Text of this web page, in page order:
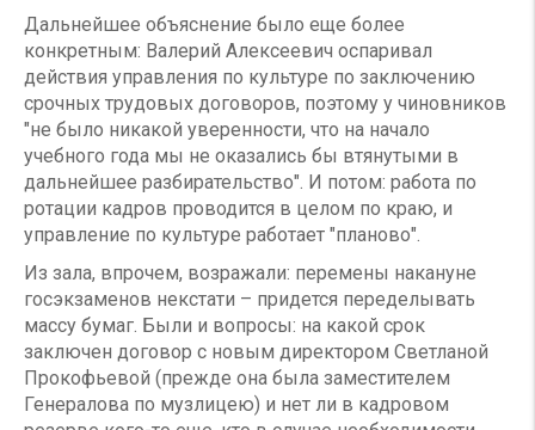
Дальнейшее объяснение было еще более
конкретным: Валерий Алексеевич оспаривал
действия управления по культуре по за­ключению
срочных трудовых договоров, поэтому у чиновников
"не было никакой уверенности, что на начало
учебного года мы не оказались бы втянутыми в
дальнейшее разбирательство". И потом: работа по
ротации кадров проводится в целом по краю, и
управление по культуре работает "планово".
Из зала, впрочем, возражали: перемены накануне
госэкзаменов некстати – придется переделывать
массу бумаг. Были и вопросы: на какой срок
заключен договор с новым директором Светланой
Прокофьевой (прежде она была заместителем
Генералова по музлицею) и нет ли в кадровом